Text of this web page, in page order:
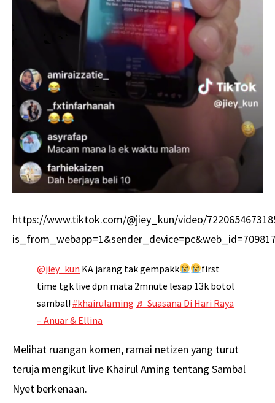
https://www.tiktok.com/@jiey_kun/video/
@jiey_kun KA jarang tak gempakk
first
time tgk live dpn mata 2mnute lesap 13k botol
sambal! #khairulaming ♬ Suasana Di Hari Raya
– Anuar & Ellina
Melihat ruangan komen, ramai netizen yang turut
teruja mengikut live Khairul Aming tentang Sambal
Nyet berkenaan.